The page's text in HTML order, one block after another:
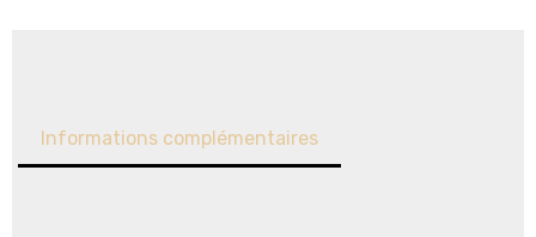
Informations complémentaires